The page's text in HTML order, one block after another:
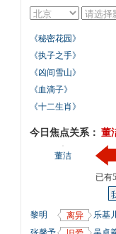
《秘密花园》
《执子之手》
《凶间雪山》
《血滴子》
《十二生肖》
今日焦点关系： 董
董洁
已有
黎明 离异
乐基